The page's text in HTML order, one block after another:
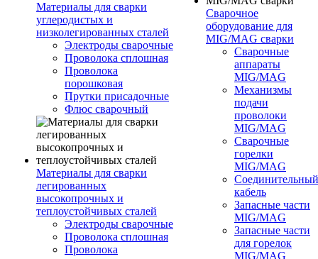
Материалы для сварки
углеродистых и
низколегированных сталей
Электроды сварочные
Проволока сплошная
Проволока
порошковая
Прутки присадочные
Флюс сварочный
Материалы для сварки
легированных
высокопрочных и
теплоустойчивых сталей
Электроды сварочные
Проволока сплошная
Проволока
Сварочное
оборудование для
MIG/MAG сварки
Сварочные
аппараты
MIG/MAG
Механизмы
подачи
проволоки
MIG/MAG
Сварочные
горелки
MIG/MAG
Соединительный
кабель
Запасные части
MIG/MAG
Запасные части
для горелок
MIG/MAG